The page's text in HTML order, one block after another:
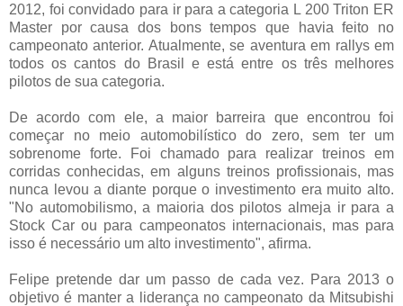
2012, foi convidado para ir para a categoria L 200 Triton ER
Master por causa dos bons tempos que havia feito no
campeonato anterior. Atualmente, se aventura em rallys em
todos os cantos do Brasil e está entre os três melhores
pilotos de sua categoria.
De acordo com ele, a maior barreira que encontrou foi
começar no meio automobilístico do zero, sem ter um
sobrenome forte. Foi chamado para realizar treinos em
corridas conhecidas, em alguns treinos profissionais, mas
nunca levou a diante porque o investimento era muito alto.
"No automobilismo, a maioria dos pilotos almeja ir para a
Stock Car ou para campeonatos internacionais, mas para
isso é necessário um alto investimento", afirma.
Felipe pretende dar um passo de cada vez. Para 2013 o
objetivo é manter a liderança no campeonato da Mitsubishi